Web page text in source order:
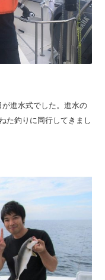
進水式でした。進水の
た釣りに同行してきまし